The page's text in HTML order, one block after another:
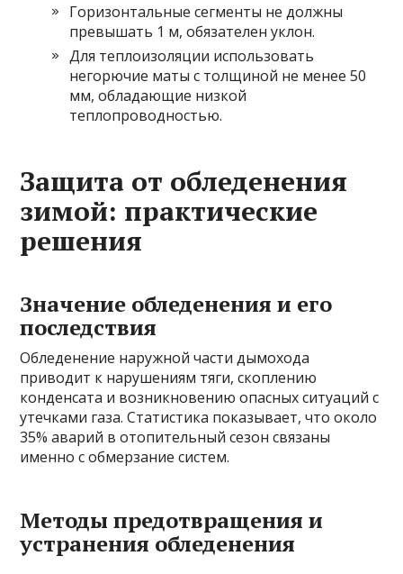
Горизонтальные сегменты не должны
превышать 1 м, обязателен уклон.
Для теплоизоляции использовать
негорючие маты с толщиной не менее 50
мм, обладающие низкой
теплопроводностью.
Защита от обледенения
зимой: практические
решения
Значение обледенения и его
последствия
Обледенение наружной части дымохода
приводит к нарушениям тяги, скоплению
конденсата и возникновению опасных ситуаций с
утечками газа. Статистика показывает, что около
35% аварий в отопительный сезон связаны
именно с обмерзание систем.
Методы предотвращения и
устранения обледенения